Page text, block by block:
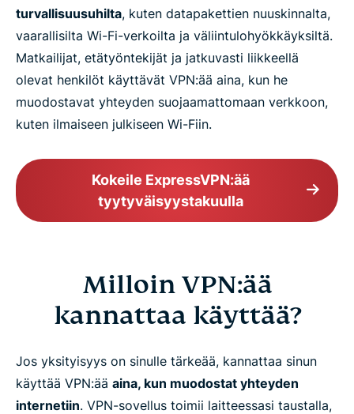
turvallisuusuhilta, kuten datapakettien nuuskinnalta,
vaarallisilta Wi-Fi-verkoilta ja väliintulohyökkäyksiltä.
Matkailijat, etätyöntekijät ja jatkuvasti liikkeellä
olevat henkilöt käyttävät VPN:ää aina, kun he
muodostavat yhteyden suojaamattomaan verkkoon,
kuten ilmaiseen julkiseen Wi-Fiin.
Kokeile ExpressVPN:ää
tyytyväisyystakuulla
Milloin VPN:ää
kannattaa käyttää?
Jos yksityisyys on sinulle tärkeää, kannattaa sinun
käyttää VPN:ää aina, kun muodostat yhteyden
internetiin. VPN-sovellus toimii laitteessasi taustalla,